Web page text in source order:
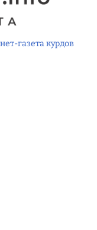
газета курдов